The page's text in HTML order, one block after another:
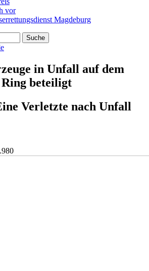
vor
Magdeburg
in Unfall auf dem
beteiligt
Verletzte nach Unfall